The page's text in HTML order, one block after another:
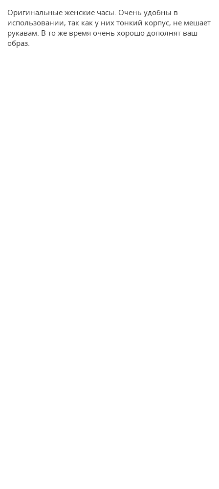
Оригинальные женские часы. Очень удобны в
использовании, так как у них тонкий корпус, не мешает
рукавам. В то же время очень хорошо дополнят ваш
образ.